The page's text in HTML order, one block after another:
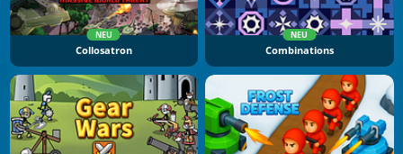
NEU
Collosatron
NEU
Combinations